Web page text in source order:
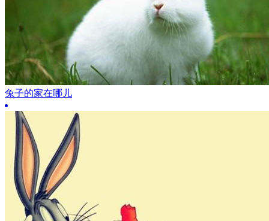
兔子的家在哪儿